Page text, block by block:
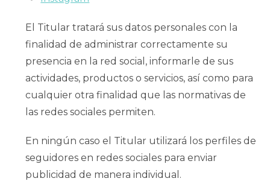
El Titular tratará sus datos personales con la
finalidad de administrar correctamente su
presencia en la red social, informarle de sus
actividades, productos o servicios, así como para
cualquier otra finalidad que las normativas de
las redes sociales permiten.
En ningún caso el Titular utilizará los perfiles de
seguidores en redes sociales para enviar
publicidad de manera individual.